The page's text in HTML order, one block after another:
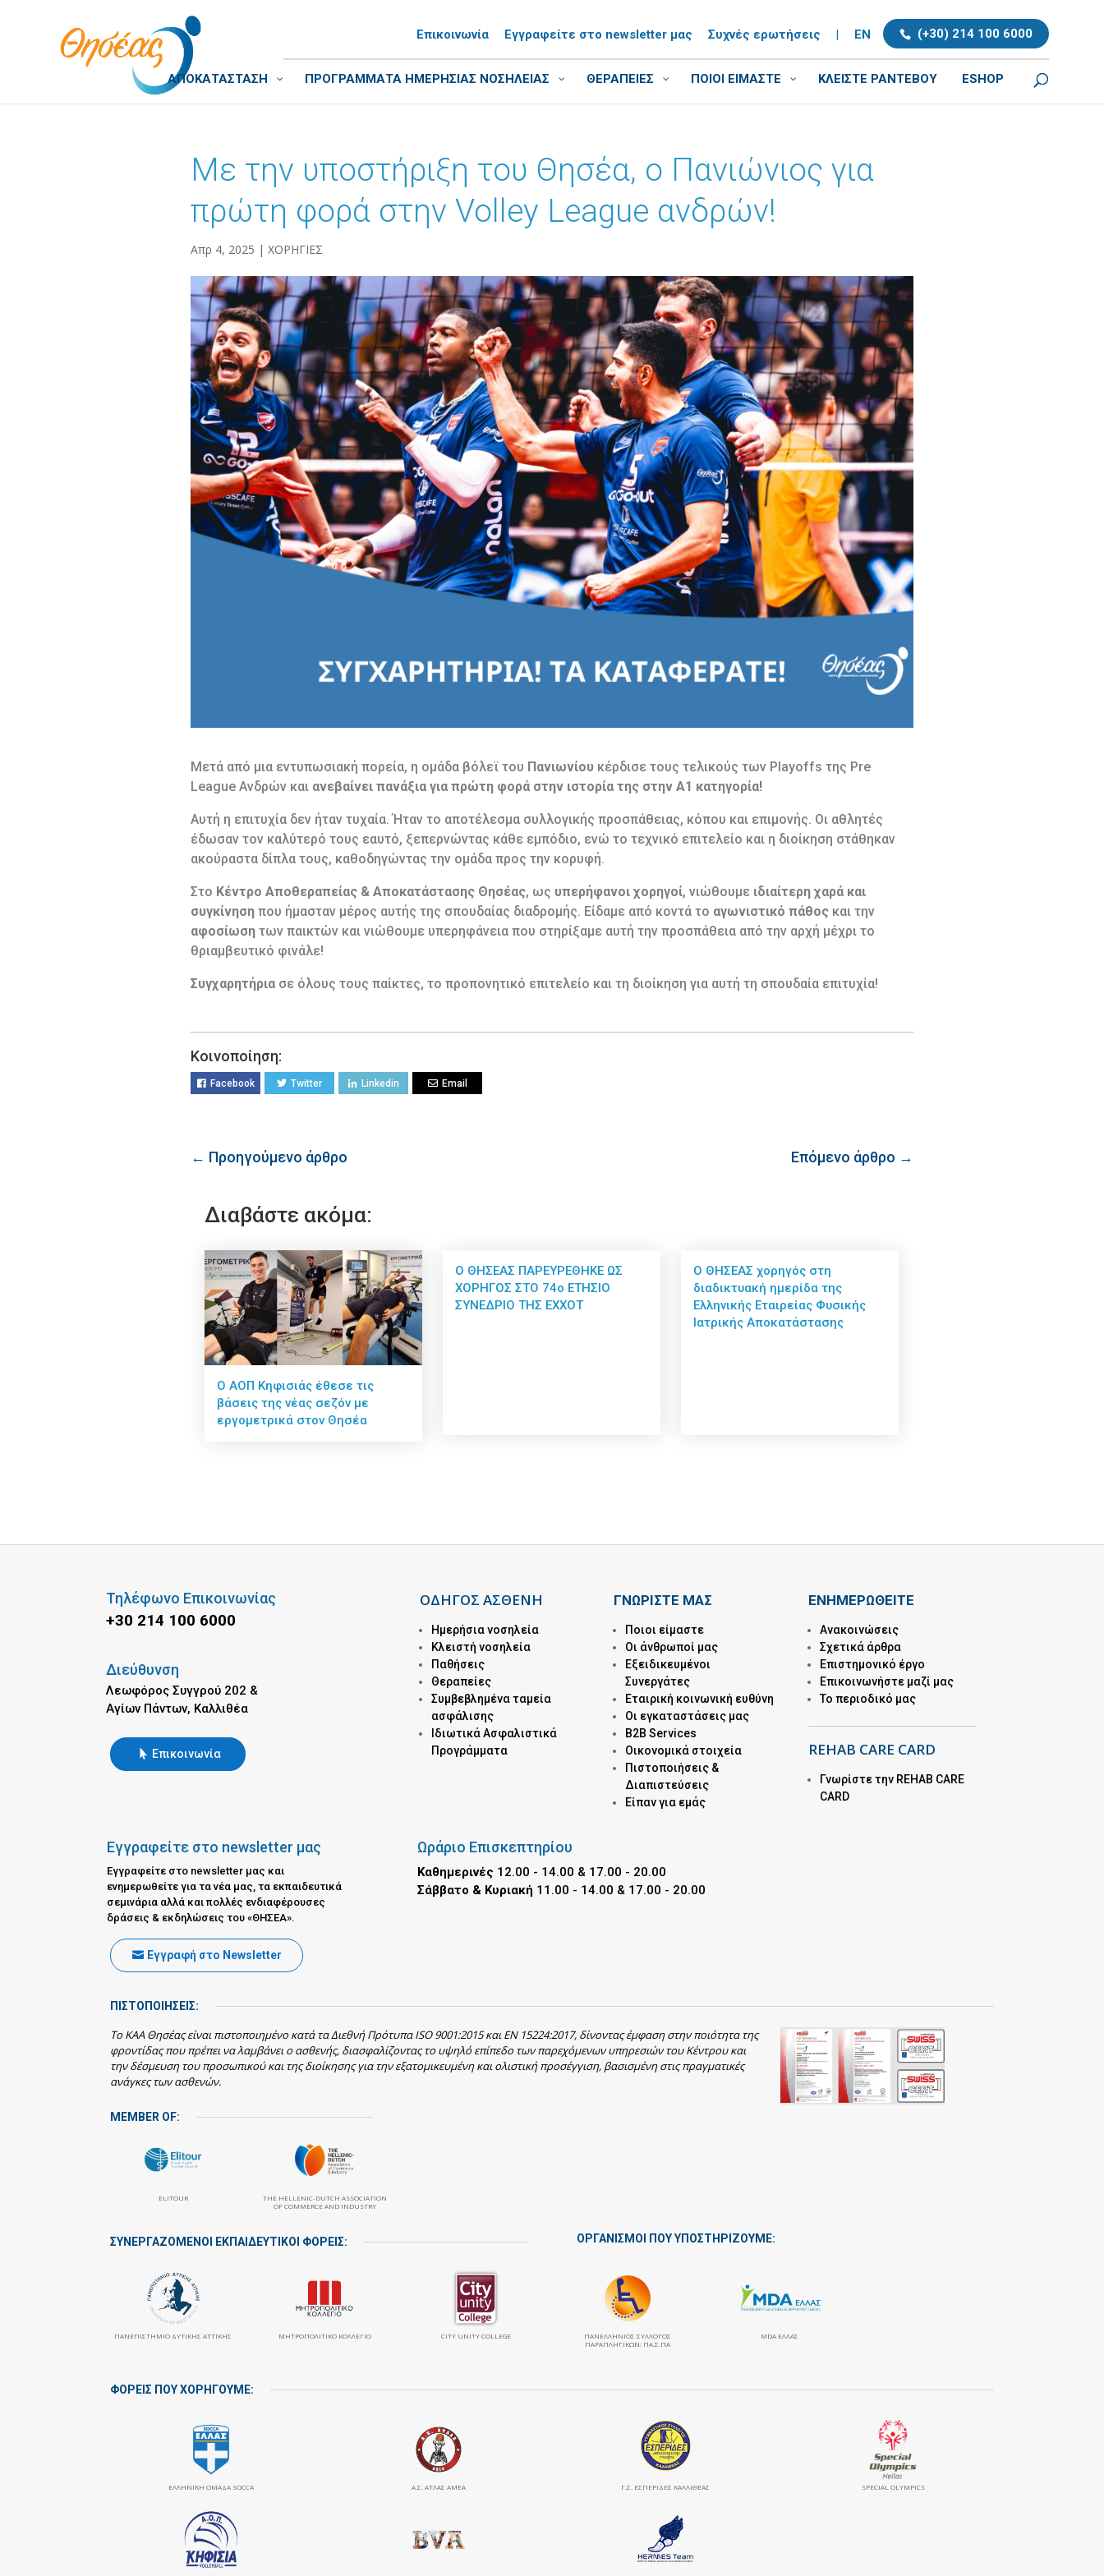
(+30) 214 100 6000
Επικοινωνία Εγγραφείτε στο newsletter μας Συχνές ερωτήσεις | EN
ΑΠΟΚΑΤΑΣΤΑΣΗ ΠΡΟΓΡΑΜΜΑΤΑ ΗΜΕΡΗΣΙΑΣ ΝΟΣΗΛΕΙΑΣ ΘΕΡΑΠΕΙΕΣ ΠΟΙΟΙ ΕΙΜΑΣΤΕ ΚΛΕΊΣΤΕ ΡΑΝΤΕΒΟΎ ESHOP
Με την υποστήριξη του Θησέα, ο Πανιώνιος για
πρώτη φορά στην Volley League ανδρών!
Απρ 4, 2025 | ΧΟΡΗΓΙΕΣ
Μετά από μια εντυπωσιακή πορεία, η ομάδα βόλεϊ του Πανιωνίου κέρδισε τους τελικούς των Playoffs της Pre
League Ανδρών και ανεβαίνει πανάξια για πρώτη φορά στην ιστορία της στην Α1 κατηγορία!
Αυτή η επιτυχία δεν ήταν τυχαία. Ήταν το αποτέλεσμα συλλογικής προσπάθειας, κόπου και επιμονής. Οι αθλητές
έδωσαν τον καλύτερό τους εαυτό, ξεπερνώντας κάθε εμπόδιο, ενώ το τεχνικό επιτελείο και η διοίκηση στάθηκαν
ακούραστα δίπλα τους, καθοδηγώντας την ομάδα προς την κορυφή.
Στο Κέντρο Αποθεραπείας & Αποκατάστασης Θησέας, ως υπερήφανοι χορηγοί, νιώθουμε ιδιαίτερη χαρά και
συγκίνηση που ήμασταν μέρος αυτής της σπουδαίας διαδρομής. Είδαμε από κοντά το αγωνιστικό πάθος και την
αφοσίωση των παικτών και νιώθουμε υπερηφάνεια που στηρίξαμε αυτή την προσπάθεια από την αρχή μέχρι το
θριαμβευτικό φινάλε!
Συγχαρητήρια σε όλους τους παίκτες, το προπονητικό επιτελείο και τη διοίκηση για αυτή τη σπουδαία επιτυχία!
Κοινοποίηση:
Facebook Twitter Linkedin Email
← Προηγούμενο άρθρο Επόμενο άρθρο →
Διαβάστε ακόμα:
Ο ΑΟΠ Κηφισιάς έθεσε τις
βάσεις της νέας σεζόν με
εργομετρικά στον Θησέα
Ο ΘΗΣΕΑΣ ΠΑΡΕΥΡΕΘΗΚΕ ΩΣ
ΧΟΡΗΓΟΣ ΣΤΟ 74ο ΕΤΗΣΙΟ
ΣΥΝΕΔΡΙΟ ΤΗΣ ΕΧΧΟΤ
Ο ΘΗΣΕΑΣ χορηγός στη
διαδικτυακή ημερίδα της
Ελληνικής Εταιρείας Φυσικής
Ιατρικής Αποκατάστασης
Τηλέφωνο Επικοινωνίας
+30 214 100 6000
Διεύθυνση
Λεωφόρος Συγγρού 202 &
Αγίων Πάντων, Καλλιθέα
Επικοινωνία
ΟΔΗΓΟΣ ΑΣΘΕΝΗ
Ημερήσια νοσηλεία
Kλειστή νοσηλεία
Παθήσεις
Θεραπείες
Συμβεβλημένα ταμεία
ασφάλισης
Ιδιωτικά Ασφαλιστικά
Προγράμματα
ΓΝΩΡΙΣΤΕ ΜΑΣ
Ποιοι είμαστε
Οι άνθρωποί μας
Εξειδικευμένοι
Συνεργάτες
Εταιρική κοινωνική ευθύνη
Οι εγκαταστάσεις μας
B2B Services
Οικονομικά στοιχεία
Πιστοποιήσεις &
Διαπιστεύσεις
Είπαν για εμάς
ΕΝΗΜΕΡΩΘΕΙΤΕ
Ανακοινώσεις
Σχετικά άρθρα
Επιστημονικό έργο
Επικοινωνήστε μαζί μας
Το περιοδικό μας
REHAB CARE CARD
Γνωρίστε την REHAB CARE
CARD
Εγγραφείτε στο newsletter μας
Εγγραφείτε στο newsletter μας και
ενημερωθείτε για τα νέα μας, τα εκπαιδευτικά
σεμινάρια αλλά και πολλές ενδιαφέρουσες
δράσεις & εκδηλώσεις του «ΘΗΣΕΑ».
Εγγραφή στο Newsletter
Ωράριο Επισκεπτηρίου
Καθημερινές 12.00 - 14.00 & 17.00 - 20.00
Σάββατο & Κυριακή 11.00 - 14.00 & 17.00 - 20.00
ΠΙΣΤΟΠΟΙΗΣΕΙΣ:
Το ΚΑΑ Θησέας είναι πιστοποιημένο κατά τα Διεθνή Πρότυπα ISO 9001:2015 και EN 15224:2017, δίνοντας έμφαση στην ποιότητα της
φροντίδας που πρέπει να λαμβάνει ο ασθενής, διασφαλίζοντας το υψηλό επίπεδο των παρεχόμενων υπηρεσιών του Κέντρου και
την δέσμευση του προσωπικού και της διοίκησης για την εξατομικευμένη και ολιστική προσέγγιση, βασισμένη στις πραγματικές
ανάγκες των ασθενών.
MEMBER OF:
ELITOUR
THE HELLENIC-DUTCH ASSOCIATION
OF COMMERCE AND INDUSTRY
ΣΥΝΕΡΓΑΖΌΜΕΝΟΙ ΕΚΠΑΙΔΕΥΤΙΚΟΊ ΦΟΡΕΊΣ: ΟΡΓΑΝΙΣΜΟΙ ΠΟΥ ΥΠΟΣΤΗΡΙΖΟΥΜΕ:
ΠΑΝΕΠΙΣΤΉΜΙΟ ΔΥΤΙΚΉΣ ΑΤΤΙΚΉΣ ΜΗΤΡΟΠΟΛΙΤΙΚΌ ΚΟΛΛΈΓΙΟ CITY UNITY COLLEGE
ΠΑΝΕΛΛΉΝΙΟΣ ΣΎΛΛΟΓΟΣ
ΠΑΡΑΠΛΗΓΙΚΏΝ: ΠΑ.Σ.ΠΑ
MDA ΕΛΛΑΣ
ΦΟΡΕΙΣ ΠΟΥ ΧΟΡΗΓΟΥΜΕ:
ΕΛΛΗΝΙΚΗ ΟΜΑΔΑ SOCCA Α.Σ. ΑΤΛΑΣ ΑΜΕΑ Γ.Σ. ΕΣΠΕΡΙΔΕΣ ΚΑΛΛΙΘΕΑΣ SPECIAL OLYMPICS